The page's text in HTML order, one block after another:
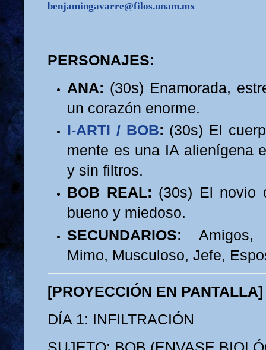
benjamingavarre@filos.unam.mx
PERSONAJES:
ANA: (30s) Enamorada,
un corazón enorme.
I-ARTI / BOB: (30s) El
mente es una IA alienígena
y sin filtros.
BOB REAL: (30s) El novio
bueno y miedoso.
SECUNDARIOS: Amigos,
Mimo, Musculoso, Jefe,
[PROYECCIÓN EN PANTALLA]
DÍA 1: INFILTRACIÓN